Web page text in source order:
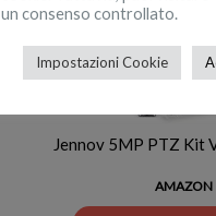
Jennov 5MP PTZ Kit
AMAZON
un consenso controllato.
Impostazioni Cookie